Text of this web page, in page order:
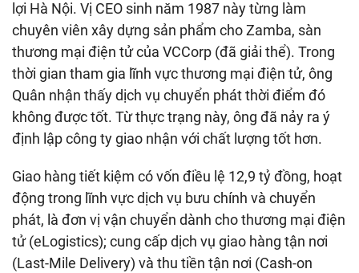
lợi Hà Nội. Vị CEO sinh năm 1987 này từng làm
chuyên viên xây dựng sản phẩm cho Zamba, sàn
thương mại điện tử của VCCorp (đã giải thể). Trong
thời gian tham gia lĩnh vực thương mại điện tử, ông
Quân nhận thấy dịch vụ chuyển phát thời điểm đó
không được tốt. Từ thực trạng này, ông đã nảy ra ý
định lập công ty giao nhận với chất lượng tốt hơn.
Giao hàng tiết kiệm có vốn điều lệ 12,9 tỷ đồng, hoạt
động trong lĩnh vực dịch vụ bưu chính và chuyển
phát, là đơn vị vận chuyển dành cho thương mại điện
tử (eLogistics); cung cấp dịch vụ giao hàng tận nơi
(Last-Mile Delivery) và thu tiền tận nơi (Cash-on